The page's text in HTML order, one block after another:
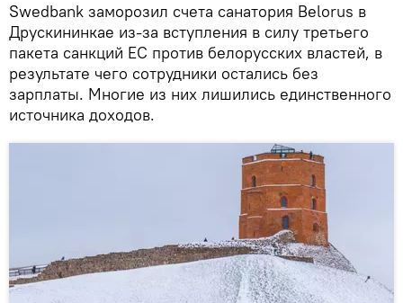
Swedbank заморозил счета санатория Belorus в
Друскининкае из-за вступления в силу третьего
пакета санкций ЕС против белорусских властей, в
результате чего сотрудники остались без
зарплаты. Многие из них лишились единственного
источника доходов.